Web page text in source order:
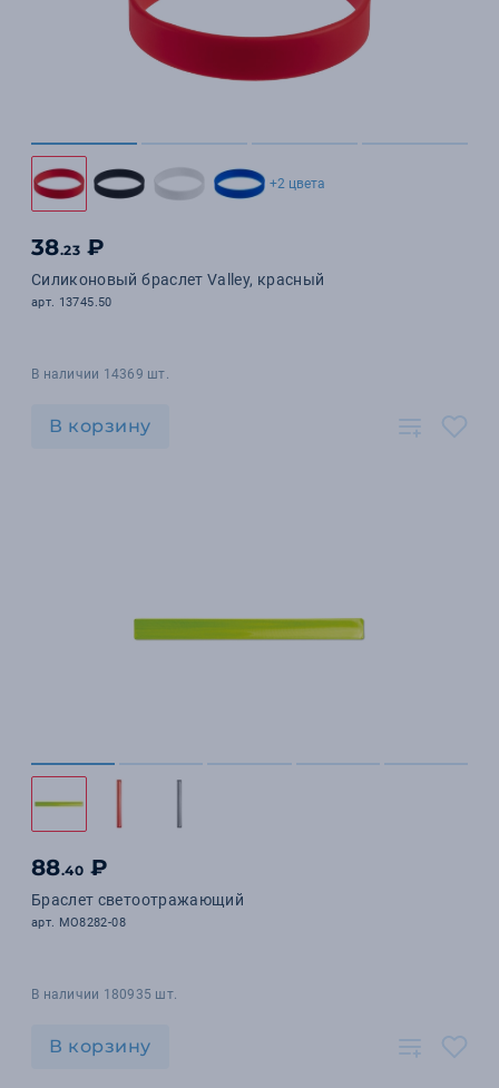
+2 цвета
38.23 ₽
Силиконовый браслет Valley, красный
арт. 13745.50
В наличии 14369 шт.
В корзину
88.40 ₽
Браслет светоотражающий
арт. MO8282-08
В наличии 180935 шт.
В корзину